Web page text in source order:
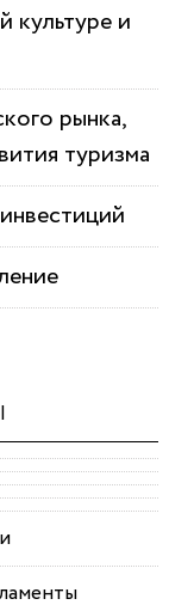
культуре и
рынка,
туризма